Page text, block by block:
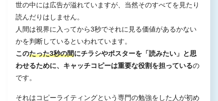
7. 信頼性や安全性を伝える
8. 疑問形で問いかける
9. 恐怖や不安をあおる
10. オノマトペや強調を使う
世の中には広告が溢れていますが、当然そのすべてを見たり
読んだりはしません。
人間は視界に入ってから3秒でそれに見る価値があるかない
かを判断しているといわれています。
このたった3秒の間にチラシやポスターを「読みたい」と思
わせるために、キャッチコピーは重要な役割を担っているの
です。
それはコピーライティングという専門の勉強をした人が初め